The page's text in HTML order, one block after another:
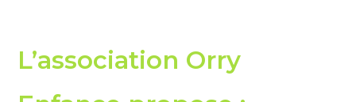
L’association Orry